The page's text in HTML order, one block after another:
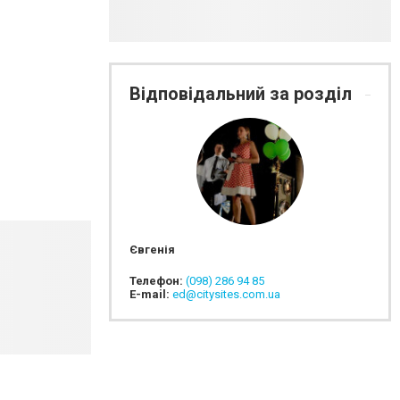
Відповідальний за розділ
Євгенія
Телефон: (098) 286 94 85
E-mail: ed@citysites.com.ua